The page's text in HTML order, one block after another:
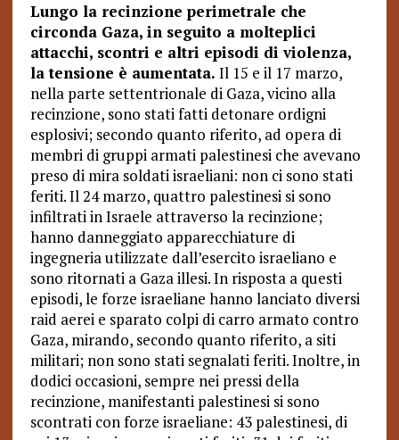
Lungo la recinzione perimetrale che
circonda Gaza, in seguito a molteplici
attacchi, scontri e altri episodi di violenza,
la tensione è aumentata. Il 15 e il 17 marzo,
nella parte settentrionale di Gaza, vicino alla
recinzione, sono stati fatti detonare ordigni
esplosivi; secondo quanto riferito, ad opera di
membri di gruppi armati palestinesi che avevano
preso di mira soldati israeliani: non ci sono stati
feriti. Il 24 marzo, quattro palestinesi si sono
infiltrati in Israele attraverso la recinzione;
hanno danneggiato apparecchiature di
ingegneria utilizzate dall’esercito israeliano e
sono ritornati a Gaza illesi. In risposta a questi
episodi, le forze israeliane hanno lanciato diversi
raid aerei e sparato colpi di carro armato contro
Gaza, mirando, secondo quanto riferito, a siti
militari; non sono stati segnalati feriti. Inoltre, in
dodici occasioni, sempre nei pressi della
recinzione, manifestanti palestinesi si sono
scontrati con forze israeliane: 43 palestinesi, di